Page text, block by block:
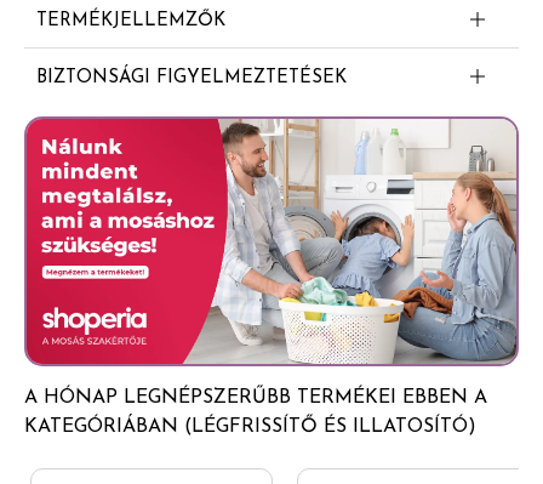
TERMÉKJELLEMZŐK
Megküzd a kellemetlen szagokkal
BIZTONSÁGI FIGYELMEZTETÉSEK
Glade® légfrissítő aeroszol - Sensual Sandalwood &
Jasmine Figyelem Tűzveszélyes aeroszol. Az edényben
túlnyomás uralkodik: hő hatására megrepedhet.
Gyermekektől elzárva tartandó. Napfénytől védendő.
Nem érheti 50°C/122°F hőmérsékletet meghaladó hő.
Hőtől, forró felületektől, szikrától, nyílt lángtól és más
gyújtóforrástól távol tartandó. Tilos a dohányzás. Tilos
nyílt lángra vagy más gyújtóforrásra permetezni. Ne
lyukassza ki vagy égesse el, még használat után sem.
Csak jól szellőztetett helyen használható. Hűvös, száraz
helyen tárolja. Az illatokra érzékeny vásárlók használják
kellő elővigyázatossággal a terméket. A légfrissítők
használata nem helyettesíti a megfelelő higiéniát.
A HÓNAP LEGNÉPSZERŰBB TERMÉKEI EBBEN A
KATEGÓRIÁBAN (LÉGFRISSÍTŐ ÉS ILLATOSÍTÓ)